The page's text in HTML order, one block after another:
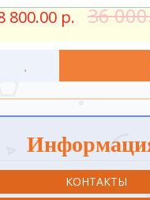
800.00 р. 36
КОНТАКТЫ